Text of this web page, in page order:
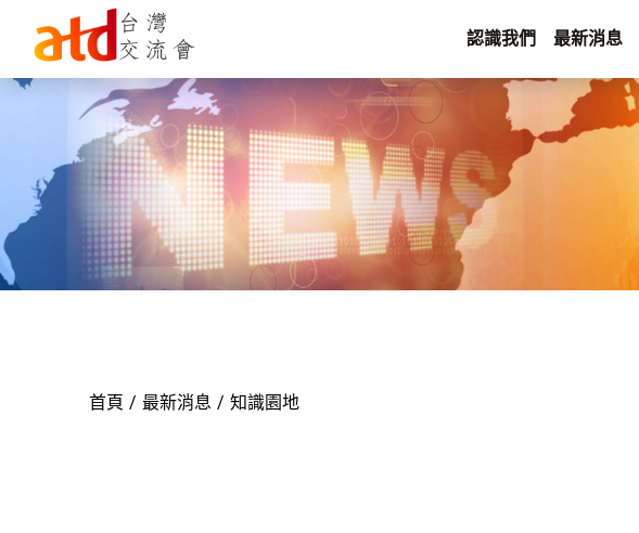
認識我們 最新消息
首頁 最新消息 知識園地